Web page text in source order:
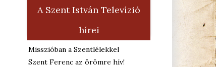
A Szent István Televízió
hírei
Misszióban a Szentlélekkel
Szent Ferenc az örömre hív!